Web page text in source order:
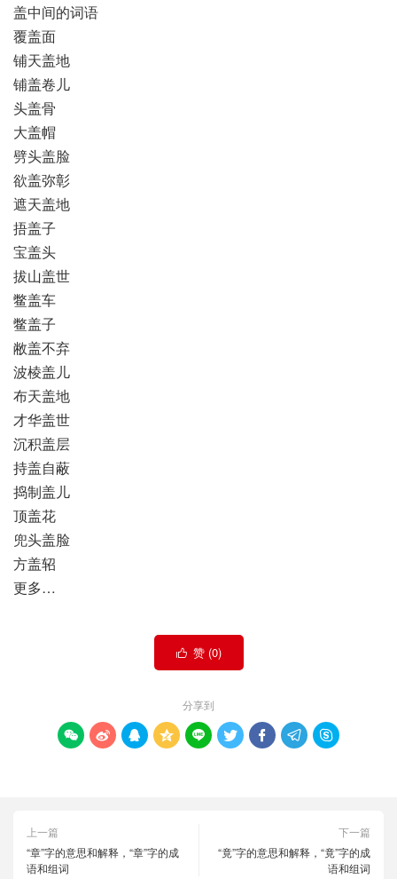
盖中间的词语
覆盖面
铺天盖地
铺盖卷儿
头盖骨
大盖帽
劈头盖脸
欲盖弥彰
遮天盖地
捂盖子
宝盖头
拔山盖世
鳖盖车
鳖盖子
敝盖不弃
波棱盖儿
布天盖地
才华盖世
沉积盖层
持盖自蔽
捣制盖儿
顶盖花
兜头盖脸
方盖轺
更多…
 赞 (0)
分享到
        
上一篇
“章”字的意思和解释，“章”字的成
语和组词
下一篇
“竟”字的意思和解释，“竟”字的成
语和组词